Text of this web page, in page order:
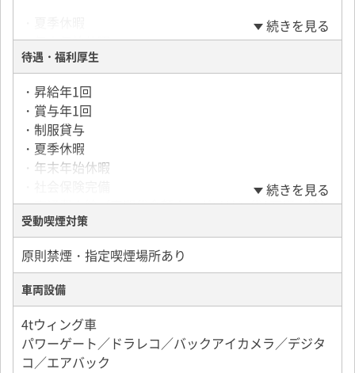
・愛車手当（5,000円）
・年末年始休暇
続きを見る
待遇・福利厚生
・昇給年1回
・賞与年1回
・制服貸与
・夏季休暇
・年末年始休暇
・交通費支給（定期代全額支・ガソリン代1万円支給）
・食事代手当（20,000円）
・技能手当（10,000円）
・皆勤手当（5,000円）
・無事故手当（10,000円）
・愛車手当（5,000円）
・マイカー通勤可能（駐車場代会社負担）
続きを見る
受動喫煙対策
原則禁煙・指定喫煙場所あり
車両設備
4tウィング車
パワーゲート／ドラレコ／バックアイカメラ／デジタ
コ／エアバック